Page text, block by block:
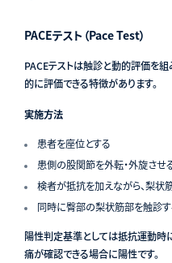
PACEテスト（Pace Test）
PACEテストは触診と動的評価を
的に評価できる特徴があります。
実施方法
患者を座位とする
患側の股関節を外転・外旋させ
検者が抵抗を加えながら、梨状
同時に臀部の梨状筋部を触診
陽性判定基準としては抵抗運動時
痛が確認できる場合に陽性です。